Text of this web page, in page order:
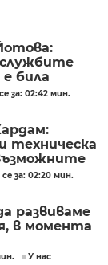
била
за: 02:42 мин.
техническа
за: 02:20 мин.
развиваме
в момента
У нас